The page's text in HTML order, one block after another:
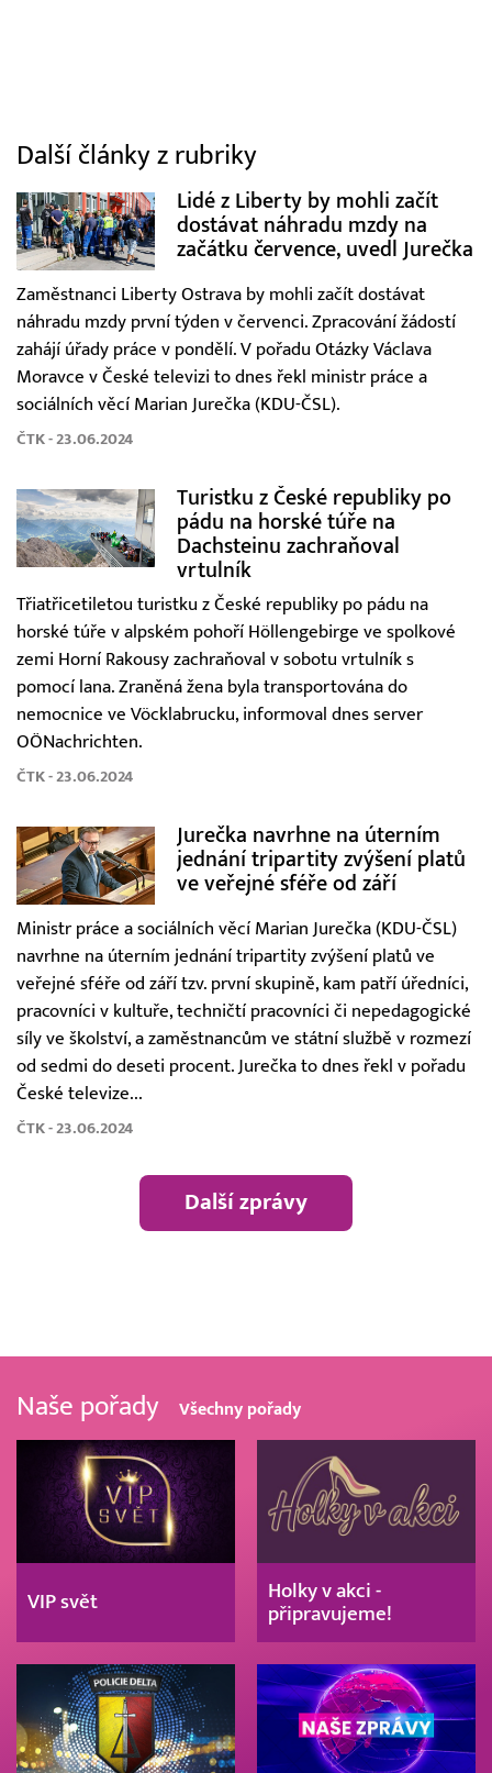
Další články z rubriky
Lidé z Liberty by mohli začít
dostávat náhradu mzdy na
začátku července, uvedl Jurečka
Zaměstnanci Liberty Ostrava by mohli začít dostávat
náhradu mzdy první týden v červenci. Zpracování žádostí
zahájí úřady práce v pondělí. V pořadu Otázky Václava
Moravce v České televizi to dnes řekl ministr práce a
sociálních věcí Marian Jurečka (KDU-ČSL).
ČTK - 23.06.2024
Turistku z České republiky po
pádu na horské túře na
Dachsteinu zachraňoval
vrtulník
Třiatřicetiletou turistku z České republiky po pádu na
horské túře v alpském pohoří Höllengebirge ve spolkové
zemi Horní Rakousy zachraňoval v sobotu vrtulník s
pomocí lana. Zraněná žena byla transportována do
nemocnice ve Vöcklabrucku, informoval dnes server
OÖNachrichten.
ČTK - 23.06.2024
Jurečka navrhne na úterním
jednání tripartity zvýšení platů
ve veřejné sféře od září
Ministr práce a sociálních věcí Marian Jurečka (KDU-ČSL)
navrhne na úterním jednání tripartity zvýšení platů ve
veřejné sféře od září tzv. první skupině, kam patří úředníci,
pracovníci v kultuře, techničtí pracovníci či nepedagogické
síly ve školství, a zaměstnancům ve státní službě v rozmezí
od sedmi do deseti procent. Jurečka to dnes řekl v pořadu
České televize...
ČTK - 23.06.2024
Další zprávy
Naše pořady Všechny pořady
VIP svět
Holky v akci -
připravujeme!